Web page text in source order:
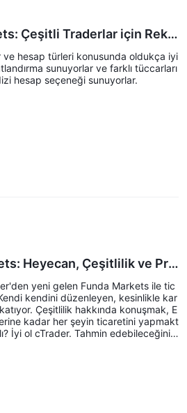
Çeşitli Traderlar için Reka
Hesap Seçene
hesap türleri konusunda oldukça iyi
sunuyorlar ve farklı tüccarları
hesap seçeneği sunuyorlar.
Heyecan, Çeşitlilik ve Pre
Dalgasına Binmek
yeni gelen Funda Markets ile tic
kendini düzenleyen, kesinlikle kar
Çeşitlilik hakkında konuşmak, E
kadar her şeyin ticaretini yapmakt
İyi ol cTrader. Tahmin edebileceğiniz
hissi tercih ettiler. 1:500'lik g
değil! Banka havalesinden PayU'y
kadar pek çok para yatırma yö
gün, her saat yardıma hazır süpe
ekip!